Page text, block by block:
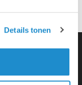
Details tonen